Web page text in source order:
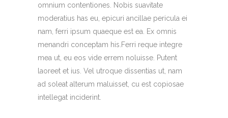
omnium contentiones. Nobis suavitate
moderatius has eu, epicuri ancillae pericula ei
nam, ferri ipsum quaeque est ea. Ex omnis
menandri conceptam his.Ferri reque integre
mea ut, eu eos vide errem noluisse. Putent
laoreet et ius. Vel utroque dissentias ut, nam
ad soleat alterum maluisset, cu est copiosae
intellegat inciderint.